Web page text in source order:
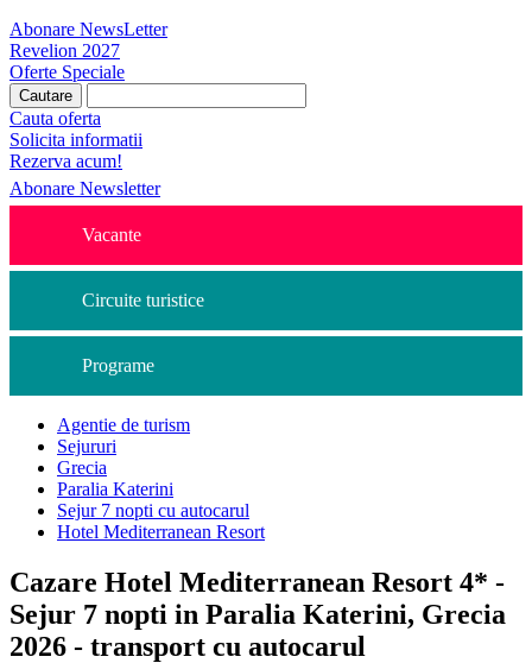
Abonare NewsLetter
Revelion 2027
Oferte Speciale
Cauta oferta
Solicita informatii
Rezerva acum!
Abonare Newsletter
Vacante
Circuite turistice
Programe
Agentie de turism
Sejururi
Grecia
Paralia Katerini
Sejur 7 nopti cu autocarul
Hotel Mediterranean Resort
Cazare Hotel Mediterranean Resort 4* -
Sejur 7 nopti in Paralia Katerini, Grecia
2026 - transport cu autocarul